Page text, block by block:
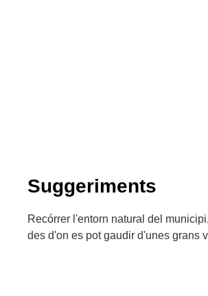
Suggeriments
Recórrer l'entorn natural del
des d'on es pot gaudir d'unes grans